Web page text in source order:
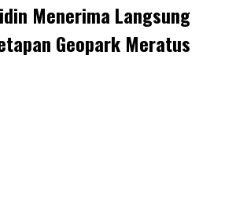
Menerima Langsung
Geopark Meratus